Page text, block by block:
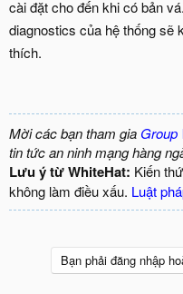
cài đặt cho đến khi có bản
diagnostics của hệ thống sẽ
thích.
Mời các bạn tham gia Group
tin tức an ninh mạng hàng
Lưu ý từ WhiteHat: Kiến
không làm điều xấu. Luật
Bạn phải đăng nhập